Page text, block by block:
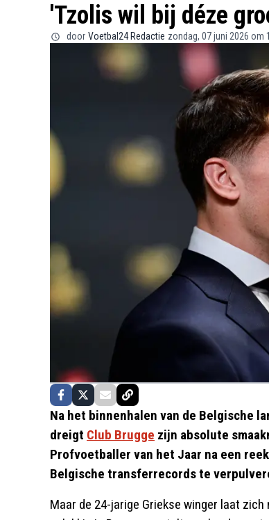
'Tzolis wil bij déze
door Voetbal24 Redactie zondag, 07 juni 2026 om
Na het binnenhalen van de Belgische
dreigt Club Brugge zijn absolute
Profvoetballer van het Jaar na een
Belgische transferrecords te
Maar de 24-jarige Griekse winger laat